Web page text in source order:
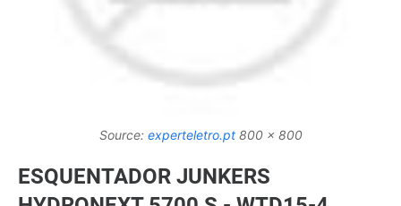
Source: experteletro.pt800 x 800
ESQUENTADOR JUNKERS